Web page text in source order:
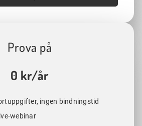
Prova på
0 kr/år
ingen bindningstid
webinar